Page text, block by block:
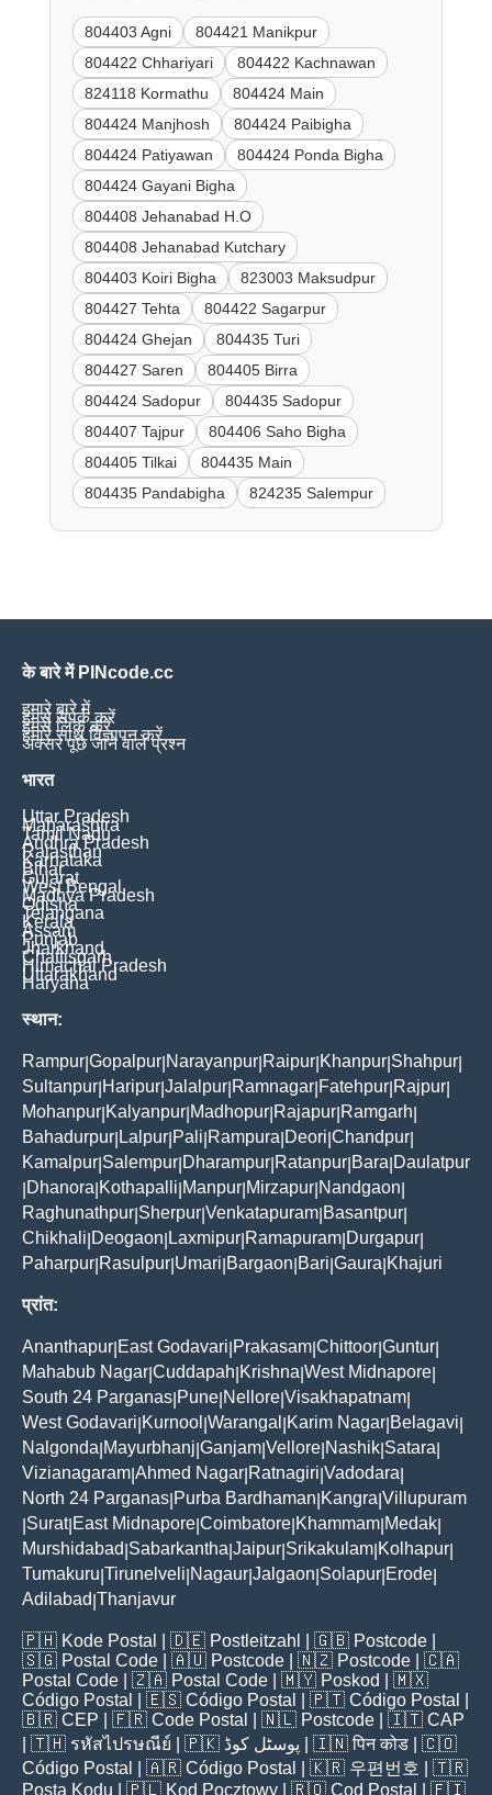
804403 Agni
804421 Manikpur
804422 Chhariyari
804422 Kachnawan
824118 Kormathu
804424 Main
804424 Manjhosh
804424 Paibigha
804424 Patiyawan
804424 Ponda Bigha
804424 Gayani Bigha
804408 Jehanabad H.O
804408 Jehanabad Kutchary
804403 Koiri Bigha
823003 Maksudpur
804427 Tehta
804422 Sagarpur
804424 Ghejan
804435 Turi
804427 Saren
804405 Birra
804424 Sadopur
804435 Sadopur
804407 Tajpur
804406 Saho Bigha
804405 Tilkai
804435 Main
804435 Pandabigha
824235 Salempur
के बारे में PINcode.cc
हमारे बारे में
हमसे संपर्क करें
हमसे लिंक करें
हमारे साथ विज्ञापन करें
अक्सर पूछे जाने वाले प्रश्न
भारत
Uttar Pradesh
Maharashtra
Tamil Nadu
Andhra Pradesh
Rajasthan
Karnataka
Bihar
Gujarat
West Bengal
Madhya Pradesh
Odisha
Telangana
Kerala
Assam
Punjab
Jharkhand
Chattisgarh
Himachal Pradesh
Uttarakhand
Haryana
स्थान:
Rampur Gopalpur Narayanpur Raipur Khanpur Shahpur
Sultanpur Haripur Jalalpur Ramnagar Fatehpur Rajpur
Mohanpur Kalyanpur Madhopur Rajapur Ramgarh
Bahadurpur Lalpur Pali Rampura Deori Chandpur
Kamalpur Salempur Dharampur Ratanpur Bara Daulatpur
Dhanora Kothapalli Manpur Mirzapur Nandgaon
Raghunathpur Sherpur Venkatapuram Basantpur
Chikhali Deogaon Laxmipur Ramapuram Durgapur
Paharpur Rasulpur Umari Bargaon Bari Gaura Khajuri
प्रांत:
Ananthapur East Godavari Prakasam Chittoor Guntur
Mahabub Nagar Cuddapah Krishna West Midnapore
South 24 Parganas Pune Nellore Visakhapatnam
West Godavari Kurnool Warangal Karim Nagar Belagavi
Nalgonda Mayurbhanj Ganjam Vellore Nashik Satara
Vizianagaram Ahmed Nagar Ratnagiri Vadodara
North 24 Parganas Purba Bardhaman Kangra Villupuram
Surat| East Midnapore Coimbatore Khammam Medak
Murshidabad Sabarkantha Jaipur Srikakulam Kolhapur
Tumakuru Tirunelveli Nagaur Jalgaon Solapur Erode
Adilabad Thanjavur
🇵🇭 Kode Postal | 🇩🇪 Postleitzahl | 🇬🇧 Postcode
🇸🇬 Postal Code | 🇦🇺 Postcode | 🇳🇿 Postcode | 🇨🇦
Postal Code | 🇿🇦 Postal Code | 🇲🇾 Poskod
| 🇲🇽
Código Postal
| 🇪🇸 Código Postal | 🇵🇹 Código Postal
🇧🇷 CEP | 🇫🇷 Code Postal | 🇳🇱 Postcode | 🇮🇹 CAP
| 🇹🇭 รหัสไปรษณีย์ | 🇵🇰 پوسٹل کوڈ | 🇮🇳पिन कोड | 🇨🇴
Código Postal
| 🇦🇷 Código Postal | 🇰🇷 우편번호
| 🇹🇷
Posta Kodu | 🇵🇱 Kod Pocztowy | 🇷🇴 Cod Poștal | 🇫🇮